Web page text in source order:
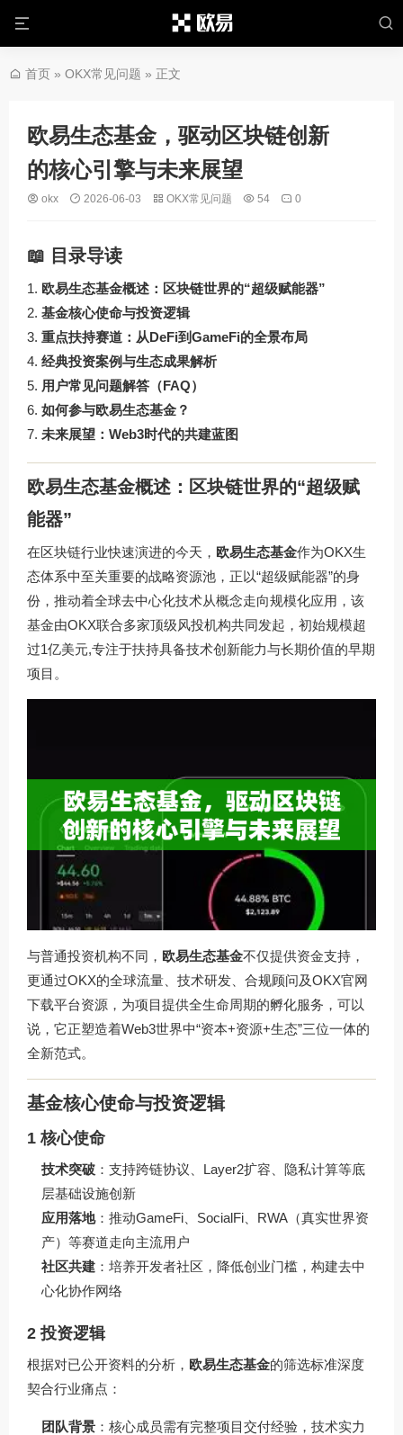
首页 » OKX常见问题 » 正文
欧易生态基金，驱动区块链创新
的核心引擎与未来展望
okx 2026-06-03 OKX常见问题 54 0
📖 目录导读
欧易生态基金概述：区块链世界的“超级赋能器”
基金核心使命与投资逻辑
重点扶持赛道：从DeFi到GameFi的全景布局
经典投资案例与生态成果解析
用户常见问题解答（FAQ）
如何参与欧易生态基金？
未来展望：Web3时代的共建蓝图
欧易生态基金概述：区块链世界的“超级赋
能器”
在区块链行业快速演进的今天， 欧易生态基金作为OKX生
态体系中至关重要的战略资源池，正以“超级赋能器”的身
份，推动着全球去中心化技术从概念走向规模化应用，该
基金由OKX联合多家顶级风投机构共同发起，初始规模超
过1亿美元,专注于扶持具备技术创新能力与长期价值的早期
项目。
与普通投资机构不同， 欧易生态基金不仅提供资金支持，
更通过OKX的全球流量、技术研发、合规顾问及OKX官网
下载平台资源，为项目提供全生命周期的孵化服务，可以
说，它正塑造着Web3世界中“资本+资源+生态”三位一体的
全新范式。
基金核心使命与投资逻辑
1 核心使命
技术突破 ：支持跨链协议、Layer2扩容、隐私计算等底
层基础设施创新
应用落地：推动GameFi、SocialFi、RWA（真实世界资
产）等赛道走向主流用户
社区共建 ：培养开发者社区，降低创业门槛，构建去中
心化协作网络
2 投资逻辑
根据对已公开资料的分析， 欧易生态基金的筛选标准深度
契合行业痛点：
团队背景 ：核心成员需有完整项目交付经验，技术实力